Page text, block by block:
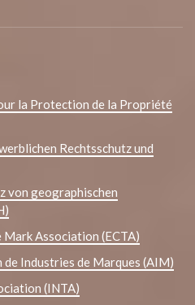
la Protection de la Propriété
Rechtsschutz und
von geographischen
Mark Association (ECTA)
Industries de Marques (AIM)
(INTA)